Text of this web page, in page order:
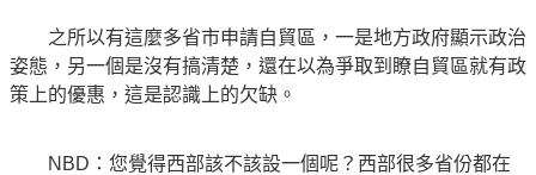
之所以有這麼多省市申請自貿區，一是地方政府顯示政治
姿態，另一個是沒有搞清楚，還在以為爭取到瞭自貿區就有政
策上的優惠，這是認識上的欠缺。
NBD：您覺得西部該不該設一個呢？西部很多省份都在